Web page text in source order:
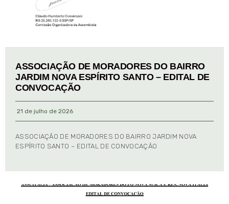
ASSOCIAÇÃO DE MORADORES DO BAIRRO
JARDIM NOVA ESPÍRITO SANTO – EDITAL DE
CONVOCAÇÃO
21 de julho de 2026
ASSOCIAÇÃO DE MORADORES DO BAIRRO JARDIM NOVA
ESPÍRITO SANTO – EDITAL DE CONVOCAÇÃO